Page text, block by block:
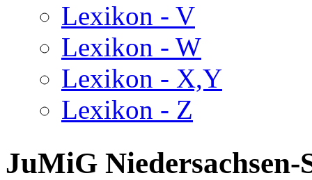
Lexikon - V
Lexikon - W
Lexikon - X,Y
Lexikon - Z
JuMiG